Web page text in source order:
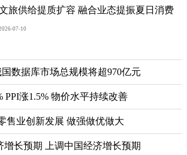
旅供给提质扩容 融合业态提振夏日消费
07-10
数据库市场总规模将超970亿元
PPI涨1.5% 物价水平持续改善
售业创新发展 做强做优做大
增长预期 上调中国经济增长预期